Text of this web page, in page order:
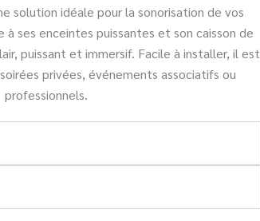
solution idéale pour la sonorisation de vos
ses enceintes puissantes et son caisson de
puissant et immersif. Facile à installer, il est
privées, événements associatifs ou
professionnels.